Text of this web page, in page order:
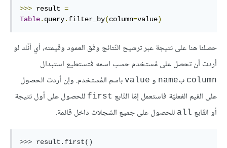
>>> result =
Table. query. filter_by(column=value)
حصلنا هنا على نتيجة عبر ترشيح النّتائج وفق العمود وقيمته، أي أنّك لو
أردت أن تحصل على مُستخدم حسب اسمه فتستطيع استبدال
column بname و value باسم المُستخدم. وإن أردت الحصول
على القيم الفعليّة فاستعمل إمّا التّابع first للحصول على أول نتيجة
أو التّابع all للحصول على جميع السّجلات داخل قائمة.
>>> result.first()